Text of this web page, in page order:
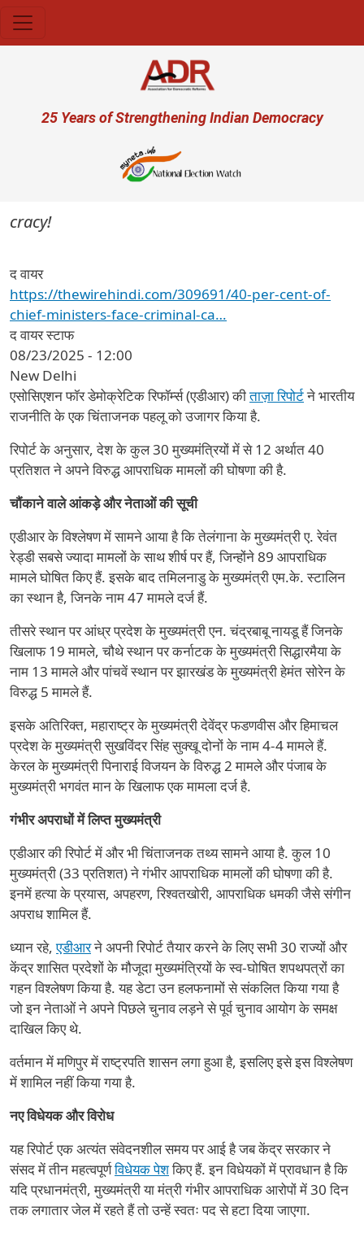
User account menu
25 Years of Strengthening Indian Democracy
द वायर
https://thewirehindi.com/309691/40-per-cent-of-
chief-ministers-face-criminal-ca…
द वायर स्टाफ
08/23/2025 - 12:00
New Delhi
एसोसिएशन फॉर डेमोक्रेटिक रिफॉर्म्स (एडीआर) कीताज़ा रिपोर्टने भारतीय
राजनीति के एक चिंताजनक पहलू को उजागर किया है.
रिपोर्ट के अनुसार, देश के कुल 30 मुख्यमंत्रियों में से 12 अर्थात 40
प्रतिशत ने अपने विरुद्ध आपराधिक मामलों की घोषणा की है.
चौंकाने वाले आंकड़े और नेताओं की सूची
एडीआर के विश्लेषण में सामने आया है कि तेलंगाना के मुख्यमंत्री ए. रेवंत
रेड्डी सबसे ज्यादा मामलों के साथ शीर्ष पर हैं, जिन्होंने 89 आपराधिक
मामले घोषित किए हैं. इसके बाद तमिलनाडु के मुख्यमंत्री एम.के. स्टालिन
का स्थान है, जिनके नाम 47 मामले दर्ज हैं.
तीसरे स्थान पर आंध्र प्रदेश के मुख्यमंत्री एन. चंद्रबाबू नायडू हैं जिनके
खिलाफ 19 मामले, चौथे स्थान पर कर्नाटक के मुख्यमंत्री सिद्धारमैया के
नाम 13 मामले और पांचवें स्थान पर झारखंड के मुख्यमंत्री हेमंत सोरेन के
विरुद्ध 5 मामले हैं.
इसके अतिरिक्त, महाराष्ट्र के मुख्यमंत्री देवेंद्र फडणवीस और हिमाचल
प्रदेश के मुख्यमंत्री सुखविंदर सिंह सुक्खू दोनों के नाम 4-4 मामले हैं.
केरल के मुख्यमंत्री पिनाराई विजयन के विरुद्ध 2 मामले और पंजाब के
मुख्यमंत्री भगवंत मान के खिलाफ एक मामला दर्ज है.
गंभीर अपराधों में लिप्त मुख्यमंत्री
एडीआर की रिपोर्ट में और भी चिंताजनक तथ्य सामने आया है. कुल 10
मुख्यमंत्री (33 प्रतिशत) ने गंभीर आपराधिक मामलों की घोषणा की है.
इनमें हत्या के प्रयास, अपहरण, रिश्वतखोरी, आपराधिक धमकी जैसे संगीन
अपराध शामिल हैं.
ध्यान रहे,एडीआरने अपनी रिपोर्ट तैयार करने के लिए सभी 30 राज्यों और
केंद्र शासित प्रदेशों के मौजूदा मुख्यमंत्रियों के स्व-घोषित शपथपत्रों का
गहन विश्लेषण किया है. यह डेटा उन हलफनामों से संकलित किया गया है
जो इन नेताओं ने अपने पिछले चुनाव लड़ने से पूर्व चुनाव आयोग के समक्ष
दाखिल किए थे.
वर्तमान में मणिपुर में राष्ट्रपति शासन लगा हुआ है, इसलिए इसे इस विश्लेषण
में शामिल नहीं किया गया है.
नए विधेयक और विरोध
यह रिपोर्ट एक अत्यंत संवेदनशील समय पर आई है जब केंद्र सरकार ने
संसद में तीन महत्वपूर्णविधेयक पेशकिए हैं. इन विधेयकों में प्रावधान है कि
यदि प्रधानमंत्री, मुख्यमंत्री या मंत्री गंभीर आपराधिक आरोपों में 30 दिन
तक लगातार जेल में रहते हैं तो उन्हें स्वतः पद से हटा दिया जाएगा.